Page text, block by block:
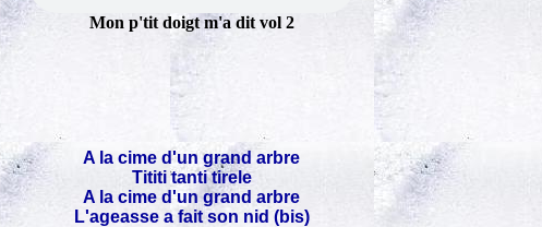
Mon p'tit doigt m'a dit vol 2
A la cime d'un grand arbre
Tititi tanti tirele
A la cime d'un grand arbre
L'ageasse a fait son nid (bis)